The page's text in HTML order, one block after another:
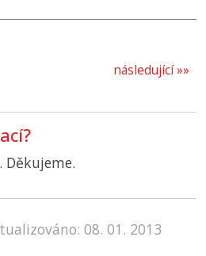
následující »»
Děkujeme.
08. 01. 2013